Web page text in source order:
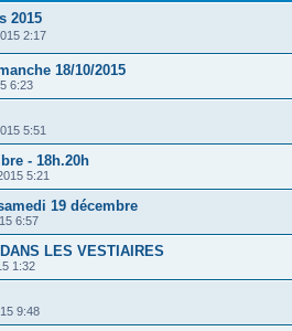
2015
2:17
18/10/2015
6:23
5:51
- 18h.20h
5:21
19 décembre
6:57
LES VESTIAIRES
1:32
9:48